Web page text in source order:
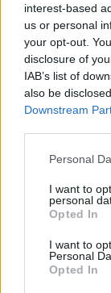
interest-based
us or personal
your opt-out.
disclosure of
IAB’s list of
also be
Downstream
Personal
I want to
personal
Opted In
I want to
Personal
Opted In
Canicule : les conseils
essentiels des
éviter le danger
Populaires
Médicament retiré